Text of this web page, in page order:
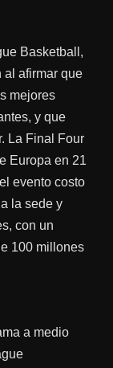
Basketball,
al afirmar que
mejores
y que
La Final Four
Europa en 21
evento costo
la sede y
con un
100 millones
a medio